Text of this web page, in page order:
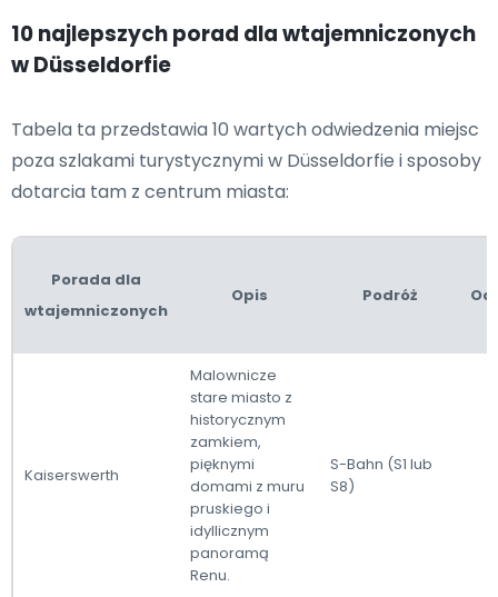
10 najlepszych porad dla wtajemniczonych
w Düsseldorfie
Tabela ta przedstawia 10 wartych odwiedzenia miejsc
poza szlakami turystycznymi w Düsseldorfie i sposoby
dotarcia tam z centrum miasta:
Porada dla
wtajemniczonych
Opis Podróż
Kaiserswerth
Malownicze
stare miasto z
historycznym
zamkiem,
pięknymi
domami z muru
pruskiego i
idyllicznym
panoramą
Renu.
S-Bahn (S1 lub
S8)